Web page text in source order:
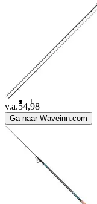
(120)
Evia(3)
Falcon(121)
FISH-XPRO
Fishing Ferrari
v.a.54,98
Ga naar Waveinn.com